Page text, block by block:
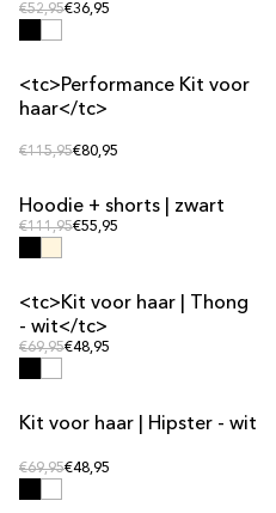
Reguliere prijs
€52,95Reguliere prijs
€36,95
KIT DEAL
<tc>Performance Kit voor
haar</tc>
Reguliere prijs
€115,95Reguliere prijs
€80,95
KIT DEAL
Hoodie + shorts | zwart
Reguliere prijs
€111,95Reguliere prijs
€55,95
KIT DEAL
<tc>Kit voor haar | Thong
- wit</tc>
Reguliere prijs
€69,95Reguliere prijs
€48,95
KIT DEAL
Kit voor haar | Hipster - wit
Reguliere prijs
€69,95Reguliere prijs
€48,95